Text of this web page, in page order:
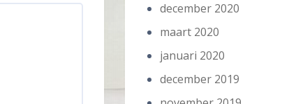
december 2020
maart 2020
januari 2020
december 2019